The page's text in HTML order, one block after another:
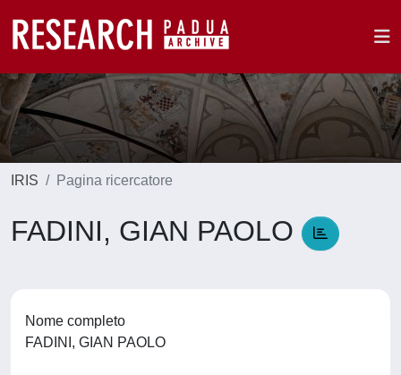
IRIS Pagina ricercatore
FADINI, GIAN PAOLO
Nome completo
FADINI, GIAN PAOLO